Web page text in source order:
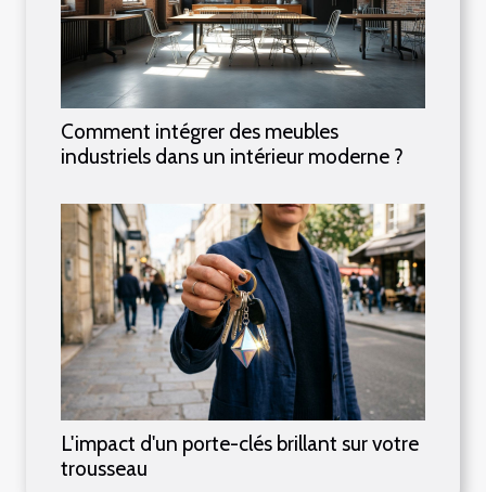
Comment intégrer des meubles
industriels dans un intérieur moderne ?
L'impact d'un porte-clés brillant sur votre
trousseau